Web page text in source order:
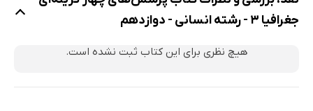
جغرافیا 3 - رشته انسانی - دوازدهم
هیچ نظری برای این کتاب ثبت نشده است.